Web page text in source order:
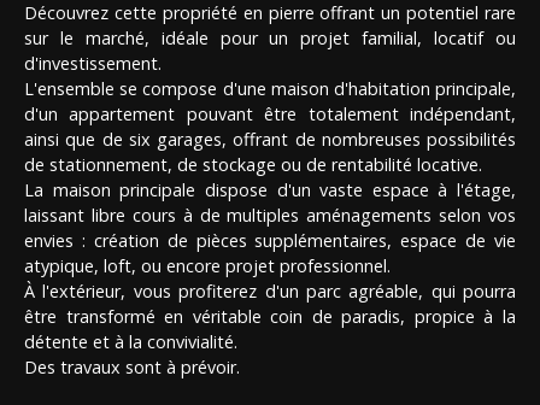
Découvrez cette propriété en pierre offrant un potentiel rare
sur le marché, idéale pour un projet familial, locatif ou
d'investissement.
L'ensemble se compose d'une maison d'habitation principale,
d'un appartement pouvant être totalement indépendant,
ainsi que de six garages, offrant de nombreuses possibilités
de stationnement, de stockage ou de rentabilité locative.
La maison principale dispose d'un vaste espace à l'étage,
laissant libre cours à de multiples aménagements selon vos
envies : création de pièces supplémentaires, espace de vie
atypique, loft, ou encore projet professionnel.
À l'extérieur, vous profiterez d'un parc agréable, qui pourra
être transformé en véritable coin de paradis, propice à la
détente et à la convivialité.
Des travaux sont à prévoir.